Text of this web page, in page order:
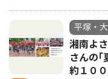
平塚・
湘南よ
さんの
約１０